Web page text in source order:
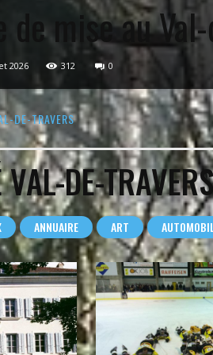
de mise au
2026 312 0
DE-TRAVERS
DE-TRAVERS
ANNUAIRE ART